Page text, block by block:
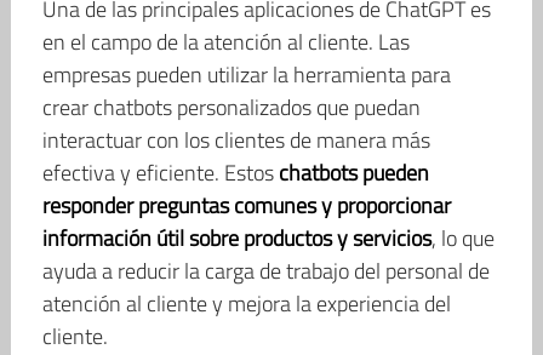
Una de las principales aplicaciones de ChatGPT es
en el campo de la atención al cliente. Las
empresas pueden utilizar la herramienta para
crear chatbots personalizados que puedan
interactuar con los clientes de manera más
efectiva y eficiente. Estoschatbots pueden
responder preguntas comunes y proporcionar
información útil sobre productos y servicios, lo que
ayuda a reducir la carga de trabajo del personal de
atención al cliente y mejora la experiencia del
cliente.